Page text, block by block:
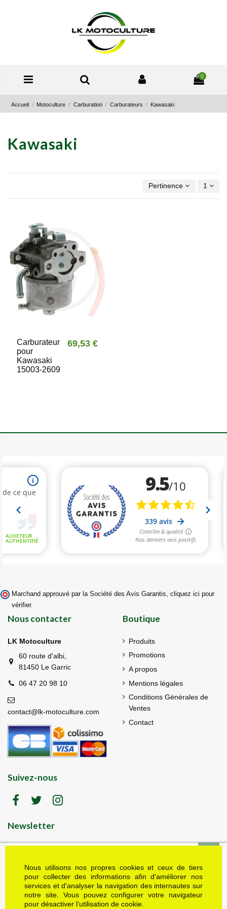
Nous utilisons nos propres cookies et ceux de tiers
pour collecter des informations afin d'améliorer nos
services et d'analyser la navigation des internautes sur
notre site. Vous pouvez configurer votre navigateur
pour désactiver l'utilisation de cookie.
0
Accueil Motoculture Carburation Carburateurs Kawasaki
Kawasaki
Pertinence 1
Carburateur
pour
Kawasaki
15003-2609
69,53 €
Marchand approuvé par la Société des Avis Garantis, cliquez ici pour
vérifier.
Nous contacter
LK Motoculture
60 route d'albi,
81450 Le Garric
06 47 20 98 10
contact@lk-motoculture.com
Boutique
Produits
Promotions
A propos
Mentions légales
Conditions Générales de
Ventes
Contact
Suivez-nous
Newsletter
LK motoculture vous offre 5% en cadeau de
bienvenue (code de réduction reçu dans le mail
de confirmation envoyé à l'adresse email fournie).
Vous pouvez vous désinscrire à tout moment.
Plus d'informations dans nos mentions légales
J'accepte les conditions générales et la politique de confidentialité